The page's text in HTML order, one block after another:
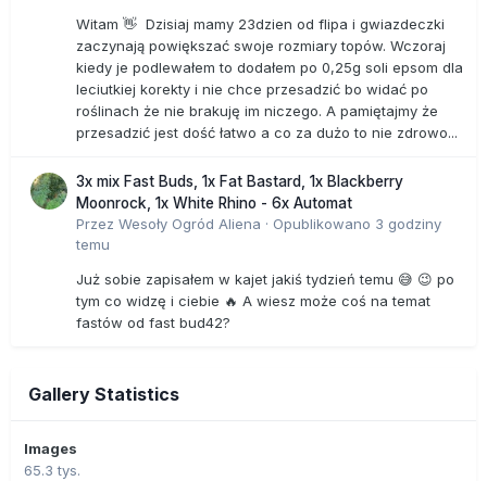
Witam 👋 Dzisiaj mamy 23dzien od flipa i gwiazdeczki
zaczynają powiększać swoje rozmiary topów. Wczoraj
kiedy je podlewałem to dodałem po 0,25g soli epsom dla
leciutkiej korekty i nie chce przesadzić bo widać po
roślinach że nie brakuję im niczego. A pamiętajmy że
przesadzić jest dość łatwo a co za dużo to nie zdrowo...
3x mix Fast Buds, 1x Fat Bastard, 1x Blackberry
Moonrock, 1x White Rhino - 6x Automat
Przez Wesoły Ogród Aliena · Opublikowano 3 godziny
temu
Już sobie zapisałem w kajet jakiś tydzień temu 😅 😉 po
tym co widzę i ciebie 🔥 A wiesz może coś na temat
fastów od fast bud42?
Gallery Statistics
Images
65.3 tys.